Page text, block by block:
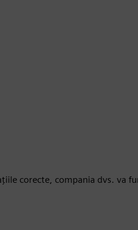
corecte, compania dvs. va